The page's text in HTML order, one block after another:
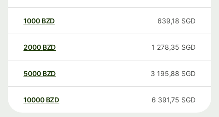
1000 BZD 639,18 SGD
2000 BZD 1 278,35 SGD
5000 BZD 3 195,88 SGD
10000 BZD 6 391,75 SGD